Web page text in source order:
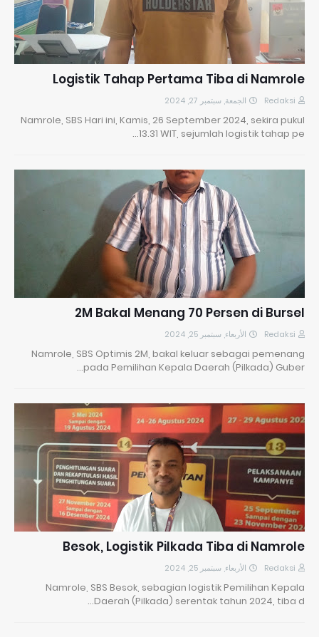
Logistik Tahap Pertama Tiba di Namrole
Redaksi الجمعة, سبتمبر 27, 2024
Namrole, SBS Hari ini, Kamis, 26 September 2024, sekira pukul
13.31 WIT, sejumlah logistik tahap pe…
2M Bakal Menang 70 Persen di Bursel
Redaksi الأربعاء, سبتمبر 25, 2024
Namrole, SBS Optimis 2M, bakal keluar sebagai pemenang
pada Pemilihan Kepala Daerah (Pilkada) Guber…
Besok, Logistik Pilkada Tiba di Namrole
Redaksi الأربعاء, سبتمبر 25, 2024
Namrole, SBS Besok, sebagian logistik Pemilihan Kepala
Daerah (Pilkada) serentak tahun 2024, tiba d…